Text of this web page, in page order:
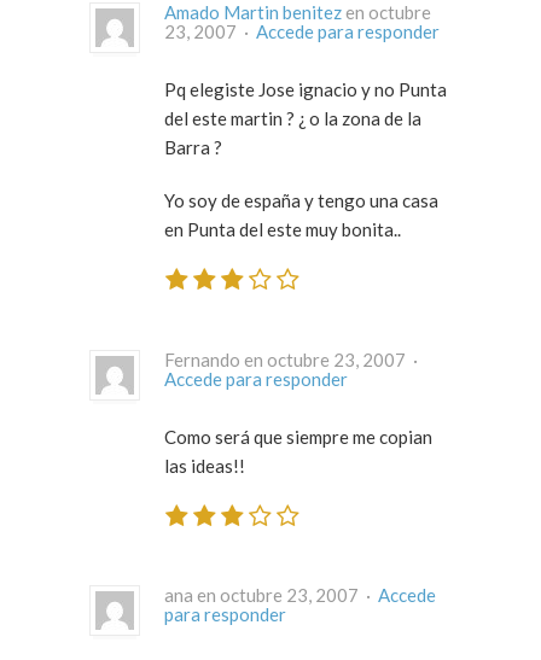
Amado Martin benitez en octubre
23, 2007 · Accede para responder
Pq elegiste Jose ignacio y no Punta
del este martin ? ¿ o la zona de la
Barra ?
Yo soy de españa y tengo una casa
en Punta del este muy bonita..
Fernando en octubre 23, 2007 ·
Accede para responder
Como será que siempre me copian
las ideas!!
ana en octubre 23, 2007 · Accede
para responder